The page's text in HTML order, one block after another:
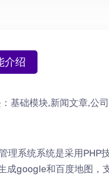
介绍
基础模块,新闻文章,公
理系统系统是采用PHP
成google和百度地图，